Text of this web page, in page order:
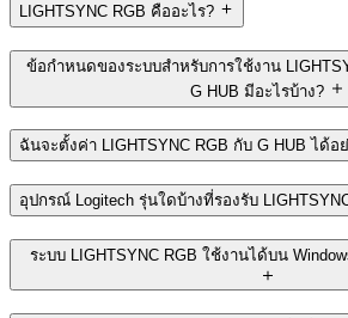
LIGHTSYNC RGB คืออะไร?
ข้อกำหนดของระบบสำหรับการใช้งาน
G HUB มีอะไรบ้าง?
ฉันจะตั้งค่า LIGHTSYNC RGB กับ G HUB ได้อ
อุปกรณ์ Logitech รุ่นใดบ้างที่รองรับ
ระบบ LIGHTSYNC RGB ใช้งานได้บน